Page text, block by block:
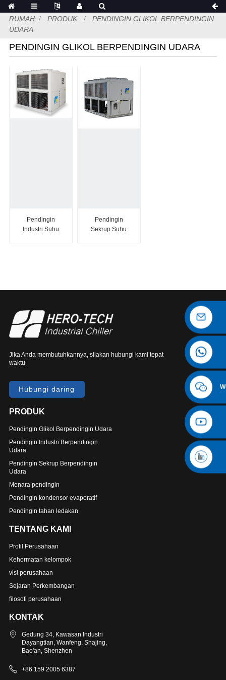
RUMAH PRODUK
PENDINGIN GLIKOL BERPENDINGIN
UDARA
PENDINGIN GLIKOL BERPENDINGIN UDARA
Pendingin
Industri Suhu
Pendingin
Sekrup Suhu
Jika Anda membutuhkannya, silakan hubungi kami tepat
waktu
Hubungi daring
PRODUK
Pendingin Glikol Berpendingin Udara
Pendingin Industri Berpendingin
Udara
Pendingin Sekrup Berpendingin
Udara
Menara pendingin
Pendingin kondensor evaporatif
Pendingin tahan ledakan
TENTANG KAMI
Profil Perusahaan
Kehormatan kelompok
visi perusahaan
Sejarah Perkembangan
filosofi perusahaan
KONTAK
Gedung 34, Kawasan Industri
Dayangtian, Wanfeng, Shajing,
Bao'an, Shenzhen
+86 159 2005 6387